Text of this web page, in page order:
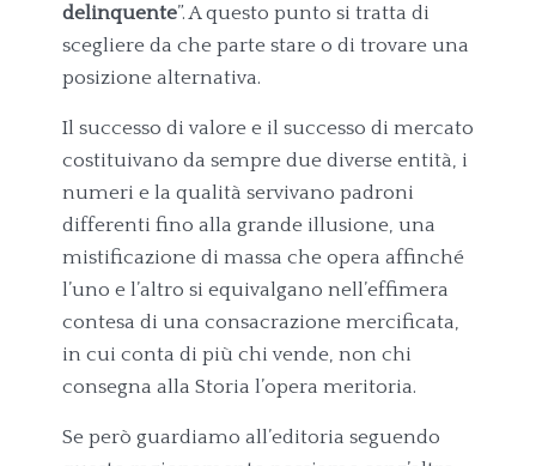
delinquente”. A questo punto si tratta di
scegliere da che parte stare o di trovare una
posizione alternativa.
Il successo di valore e il successo di mercato
costituivano da sempre due diverse entità, i
numeri e la qualità servivano padroni
differenti fino alla grande illusione, una
mistificazione di massa che opera affinché
l’uno e l’altro si equivalgano nell’effimera
contesa di una consacrazione mercificata,
in cui conta di più chi vende, non chi
consegna alla Storia l’opera meritoria.
Se però guardiamo all’editoria seguendo